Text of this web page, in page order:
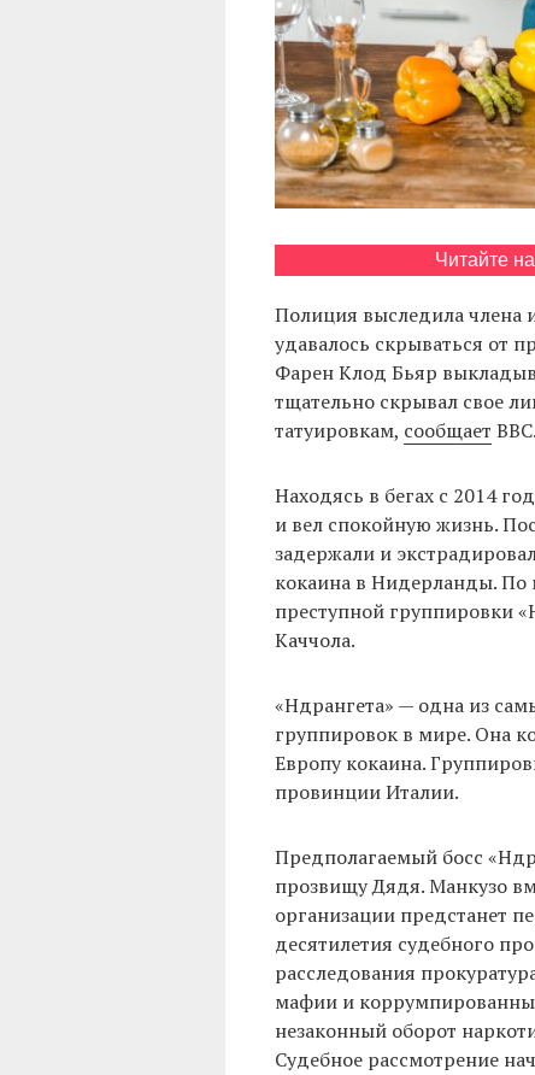
Читайте
Полиция выследила члена
удавалось скрываться от
Фарен Клод Бьяр
тщательно скрывал свое
татуировкам, сообщает BBC.
Находясь в бегах с 2014
и вел спокойную жизнь.
задержали и
кокаина в Нидерланды. По
преступной группировки
Каччола.
«Ндрангета» — одна из
группировок в мире. Она
Европу кокаина.
провинции Италии.
Предполагаемый босс
прозвищу Дядя. Манкузо
организации предстанет
десятилетия судебного
расследования
мафии и
незаконный оборот
Судебное рассмотрение